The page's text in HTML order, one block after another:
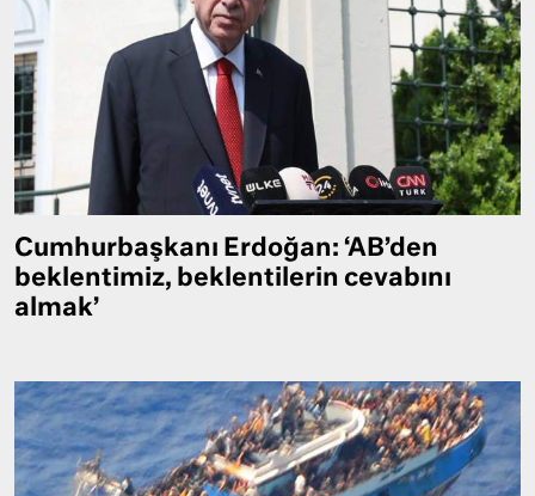
Cumhurbaşkanı Erdoğan: ‘AB’den
beklentimiz, beklentilerin cevabını
almak’